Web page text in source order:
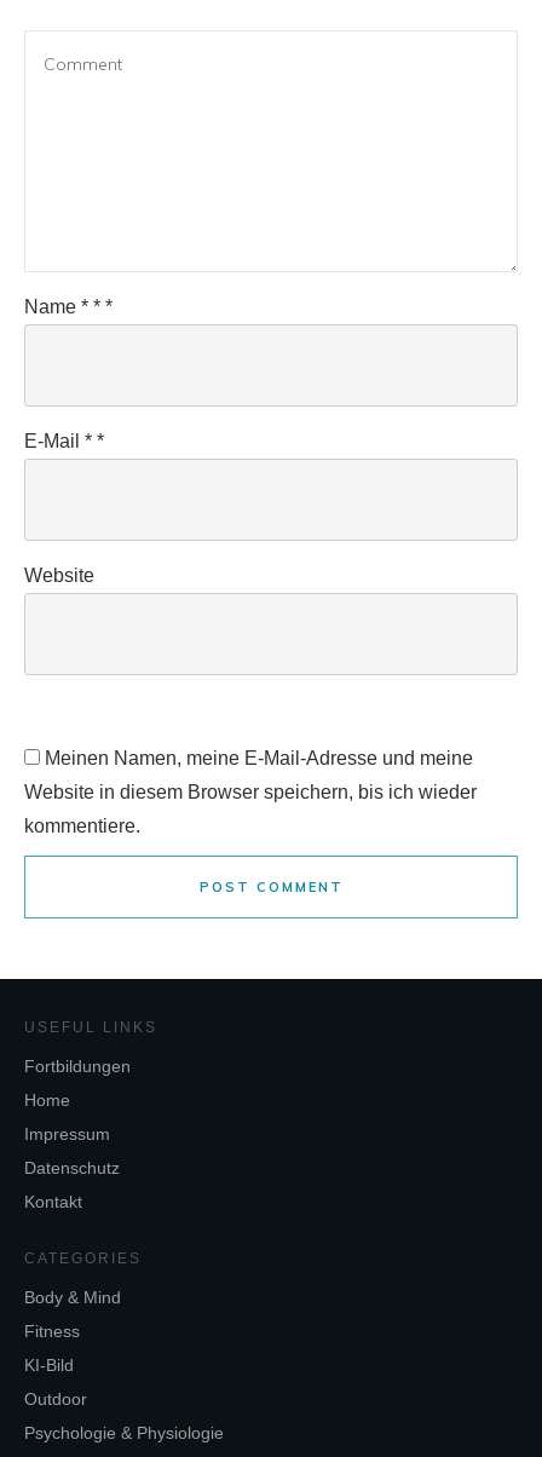
Name * * *
E-Mail * *
Website
Meinen Namen, meine E-Mail-Adresse und meine
Website in diesem Browser speichern, bis ich wieder
kommentiere.
POST COMMENT
USEFUL LINKS
Fortbildungen
Home
Impressum
Datenschutz
Kontakt
CATEGORIES
Body & Mind
Fitness
KI-Bild
Outdoor
Psychologie & Physiologie